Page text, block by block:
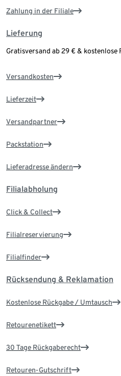
Zahlung in der Filiale
Lieferung
Gratisversand ab 29 € & kostenlose
Versandkosten
Lieferzeit
Versandpartner
Packstation
Lieferadresse ändern
Filialabholung
Click & Collect
Filialreservierung
Filialfinder
Rücksendung & Reklamation
Kostenlose Rückgabe / Umtausch
Retourenetikett
30 Tage Rückgaberecht
Retouren-Gutschrift